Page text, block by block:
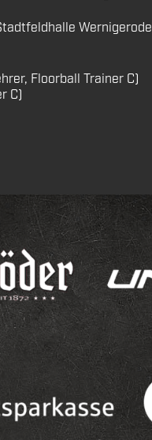
Wernigerode
Floorball Trainer C)
C)